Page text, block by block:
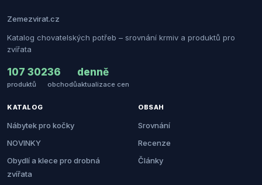
Zemezvirat.cz
Katalog chovatelských potřeb – srovnání krmiv a produktů pro
zvířata
107 302
produktů
36
obchodů
denně
aktualizace cen
KATALOG
Nábytek pro kočky
NOVINKY
Obydlí a klece pro drobná
zvířata
OBSAH
Srovnání
Recenze
Články